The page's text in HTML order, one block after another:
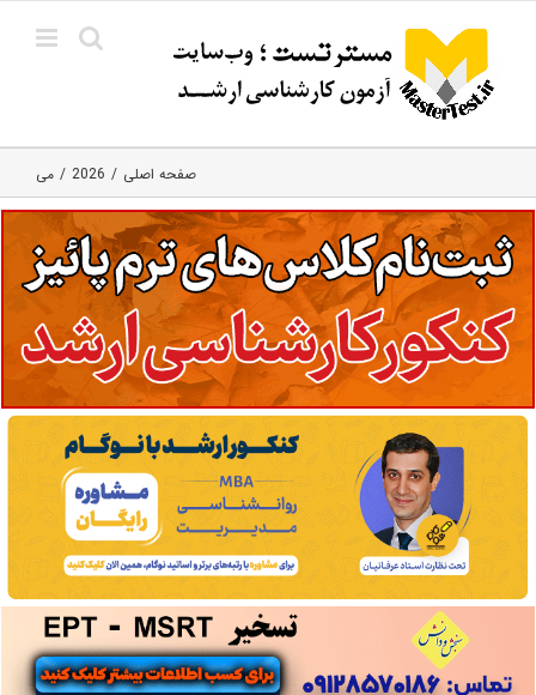
content
صفحه اصلی 2026 می